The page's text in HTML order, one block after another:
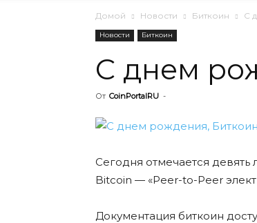
Домой Новости Биткоин С
Новости Биткоин
С днем
От CoinPortalRU -
Сегодня отмечается девять
Bitcoin — «Peer-to-Peer
Документация биткоин